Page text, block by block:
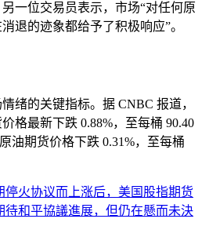
一位交易员表示，市场“对任何原
退的迹象都给予了积极响应”。
绪的关键指标。据 CNBC 报道，
格最新下跌 0.88%，至每桶 90.40
油期货价格下跌 0.31%，至每桶
火协议而上涨后，美国股指期货
待和平協議進展，但仍在懸而未決